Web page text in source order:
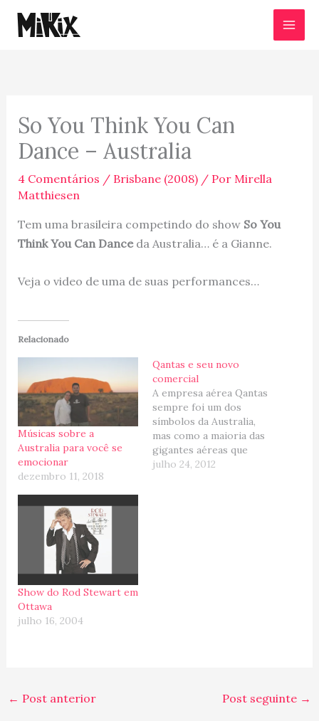
para
So You Think You Can
Dance – Australia
4 Comentários / Brisbane (2008)/ Por Mirella
Matthiesen
Tem uma brasileira competindo do show So You
Think You Can Danceda Australia… é a Gianne.
Veja o video de uma de suas performances…
Relacionado
Músicas sobre a
Australia para você se
emocionar
dezembro 11, 2018
Qantas e seu novo
comercial
A empresa aérea Qantas
sempre foi um dos
símbolos da Australia,
mas como a maioria das
gigantes aéreas que
ainda não
julho 24, 2012
Show do Rod Stewart em
Ottawa
julho 16, 2004
← Post anterior Post seguinte →